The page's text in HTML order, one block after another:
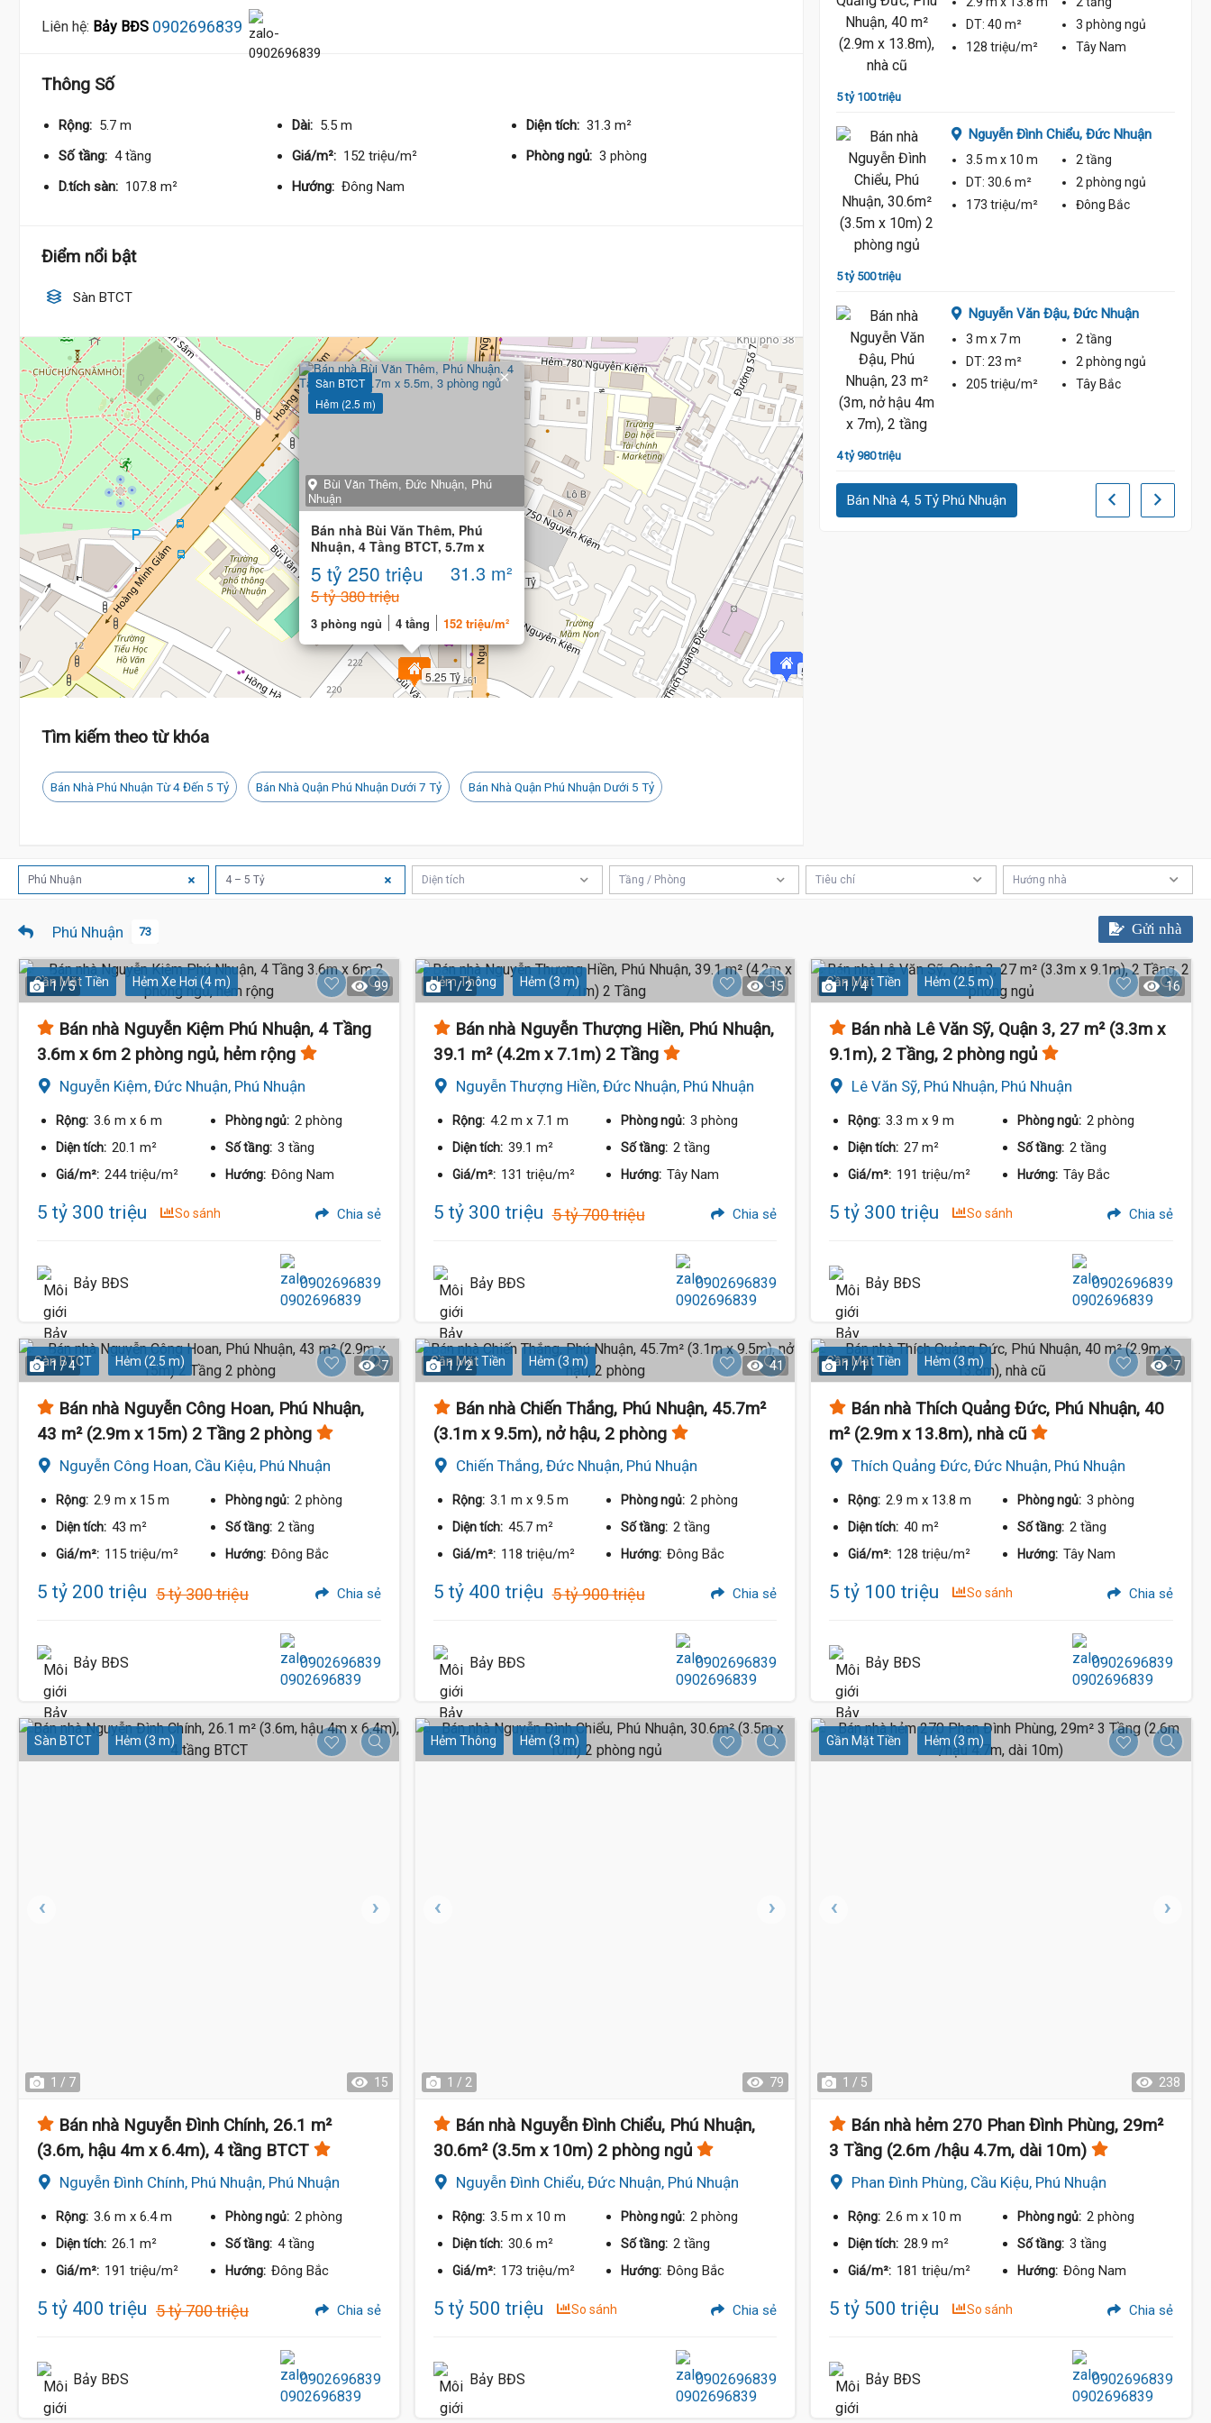
Liên hệ: Bảy BĐS 0902696839
Thông Số
Rộng: 5.7 m Dài: 5.5 m Diện tích: 31.3 m²
Số tầng: 4 tầng Giá/m²: 152 triệu/m² Phòng ngủ: 3 phòng
D.tích sàn: 107.8 m² Hướng: Đông Nam
Điểm nổi bật
Sàn BTCT
5.25 Tỷ
5.3 Tỷ
5.3 Tỷ
5.1 Tỷ
Sàn BTCT
Hẻm (2.5 m)
Bùi Văn Thêm, Đức Nhuận, Phú
Nhuận
Bán nhà Bùi Văn Thêm, Phú
Nhuận, 4 Tầng BTCT, 5.7m x
5.5m, 3 phòng ngủ
5 tỷ 250 triệu 31.3 m²
5 tỷ 380 triệu
3 phòng ngủ 4 tầng 152 triệu/m²
×
Tìm kiếm theo từ khóa
Bán Nhà Phú Nhuận Từ 4 Đến 5 Tỷ Bán Nhà Quận Phú Nhuận Dưới 7 Tỷ Bán Nhà Quận Phú Nhuận Dưới 5 Tỷ
244 triệu/m²
5 tỷ 300 triệu
131 triệu/m²
Tây Nam
5 tỷ 100 triệu
DT: 40 m² 3 phòng ngủ
128 triệu/m²
Tây Nam
5 tỷ 500 triệu
Nguyễn Đình Chiểu, Đức Nhuận
3.5 m x 10 m
2 tầng
DT: 30.6 m² 2 phòng ngủ
173 triệu/m²
Đông Bắc
4 tỷ 980 triệu
Nguyễn Văn Đậu, Đức Nhuận
3 m x 7 m
2 tầng
DT: 23 m² 2 phòng ngủ
205 triệu/m²
Tây Bắc
Bán Nhà 4, 5 Tỷ Phú Nhuận
Phú Nhuận 4 – 5 Tỷ Diện tích Tầng / Phòng Tiêu chí Hướng nhà
Gửi nhà
Phú Nhuận 73
Gần Mặt Tiền Hẻm Xe Hơi (4 m)
1 / 5 99
Bán nhà Nguyễn Kiệm Phú Nhuận, 4 Tầng
3.6m x 6m 2 phòng ngủ, hẻm rộng
Nguyễn Kiệm, Đức Nhuận, Phú Nhuận
Rộng: 3.6 m x 6 m Phòng ngủ: 2 phòng
Diện tích: 20.1 m² Số tầng: 3 tầng
Giá/m²: 244 triệu/m² Hướng: Đông Nam
5 tỷ 300 triệu So sánh Chia sẻ
Bảy BĐS 0902696839
Hẻm Thông Hẻm (3 m)
1 / 2 15
Bán nhà Nguyễn Thượng Hiền, Phú Nhuận,
39.1 m² (4.2m x 7.1m) 2 Tầng
Nguyễn Thượng Hiền, Đức Nhuận, Phú Nhuận
Rộng: 4.2 m x 7.1 m Phòng ngủ: 3 phòng
Diện tích: 39.1 m² Số tầng: 2 tầng
Giá/m²: 131 triệu/m² Hướng: Tây Nam
5 tỷ 300 triệu 5 tỷ 700 triệu Chia sẻ
Bảy BĐS 0902696839
Gần Mặt Tiền Hẻm (2.5 m)
1 / 4 16
Bán nhà Lê Văn Sỹ, Quận 3, 27 m² (3.3m x
9.1m), 2 Tầng, 2 phòng ngủ
Lê Văn Sỹ, Phú Nhuận, Phú Nhuận
Rộng: 3.3 m x 9 m Phòng ngủ: 2 phòng
Diện tích: 27 m² Số tầng: 2 tầng
Giá/m²: 191 triệu/m² Hướng: Tây Bắc
5 tỷ 300 triệu So sánh Chia sẻ
Bảy BĐS 0902696839
Sàn BTCT Hẻm (2.5 m)
1 / 4 7
Bán nhà Nguyễn Công Hoan, Phú Nhuận,
43 m² (2.9m x 15m) 2 Tầng 2 phòng
Nguyễn Công Hoan, Cầu Kiệu, Phú Nhuận
Rộng: 2.9 m x 15 m Phòng ngủ: 2 phòng
Diện tích: 43 m² Số tầng: 2 tầng
Giá/m²: 115 triệu/m² Hướng: Đông Bắc
5 tỷ 200 triệu 5 tỷ 300 triệu Chia sẻ
Bảy BĐS 0902696839
Gần Mặt Tiền Hẻm (3 m)
1 / 2 41
Bán nhà Chiến Thắng, Phú Nhuận, 45.7m²
(3.1m x 9.5m), nở hậu, 2 phòng
Chiến Thắng, Đức Nhuận, Phú Nhuận
Rộng: 3.1 m x 9.5 m Phòng ngủ: 2 phòng
Diện tích: 45.7 m² Số tầng: 2 tầng
Giá/m²: 118 triệu/m² Hướng: Đông Bắc
5 tỷ 400 triệu 5 tỷ 900 triệu Chia sẻ
Bảy BĐS 0902696839
Gần Mặt Tiền Hẻm (3 m)
1 / 1 7
Bán nhà Thích Quảng Đức, Phú Nhuận, 40
m² (2.9m x 13.8m), nhà cũ
Thích Quảng Đức, Đức Nhuận, Phú Nhuận
Rộng: 2.9 m x 13.8 m Phòng ngủ: 3 phòng
Diện tích: 40 m² Số tầng: 2 tầng
Giá/m²: 128 triệu/m² Hướng: Tây Nam
5 tỷ 100 triệu So sánh Chia sẻ
Bảy BĐS 0902696839
Sàn BTCT Hẻm (3 m)
1 / 7 15
Bán nhà Nguyễn Đình Chính, 26.1 m²
(3.6m, hậu 4m x 6.4m), 4 tầng BTCT
Nguyễn Đình Chính, Phú Nhuận, Phú Nhuận
Rộng: 3.6 m x 6.4 m Phòng ngủ: 2 phòng
Diện tích: 26.1 m² Số tầng: 4 tầng
Giá/m²: 191 triệu/m² Hướng: Đông Bắc
5 tỷ 400 triệu 5 tỷ 700 triệu Chia sẻ
Bảy BĐS 0902696839
Hẻm Thông Hẻm (3 m)
1 / 2 79
Bán nhà Nguyễn Đình Chiểu, Phú Nhuận,
30.6m² (3.5m x 10m) 2 phòng ngủ
Nguyễn Đình Chiểu, Đức Nhuận, Phú Nhuận
Rộng: 3.5 m x 10 m Phòng ngủ: 2 phòng
Diện tích: 30.6 m² Số tầng: 2 tầng
Giá/m²: 173 triệu/m² Hướng: Đông Bắc
5 tỷ 500 triệu So sánh Chia sẻ
Bảy BĐS 0902696839
Gần Mặt Tiền Hẻm (3 m)
1 / 5 238
Bán nhà hẻm 270 Phan Đình Phùng, 29m²
3 Tầng (2.6m /hậu 4.7m, dài 10m)
Phan Đình Phùng, Cầu Kiệu, Phú Nhuận
Rộng: 2.6 m x 10 m Phòng ngủ: 2 phòng
Diện tích: 28.9 m² Số tầng: 3 tầng
Giá/m²: 181 triệu/m² Hướng: Đông Nam
5 tỷ 500 triệu So sánh Chia sẻ
Bảy BĐS 0902696839